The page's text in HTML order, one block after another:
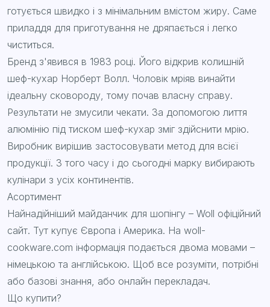
готується швидко і з мінімальним вмістом жиру. Саме
приладдя для приготування не дряпається і легко
чиститься.
Бренд з'явився в 1983 році. Його відкрив колишній
шеф-кухар Норберт Волл. Чоловік мріяв винайти
ідеальну сковороду, тому почав власну справу.
Результати не змусили чекати. За допомогою лиття
алюмінію під тиском шеф-кухар зміг здійснити мрію.
Виробник вирішив застосовувати метод для всієї
продукції. З того часу і до сьогодні марку вибирають
кулінари з усіх континентів.
Асортимент
Найнадійніший майданчик для шопінгу – Woll офіційний
сайт. Тут купує Європа і Америка. На woll-
cookware.com інформація подається двома мовами –
німецькою та англійською. Щоб все розуміти, потрібні
або базові знання, або онлайн перекладач.
Що купити?